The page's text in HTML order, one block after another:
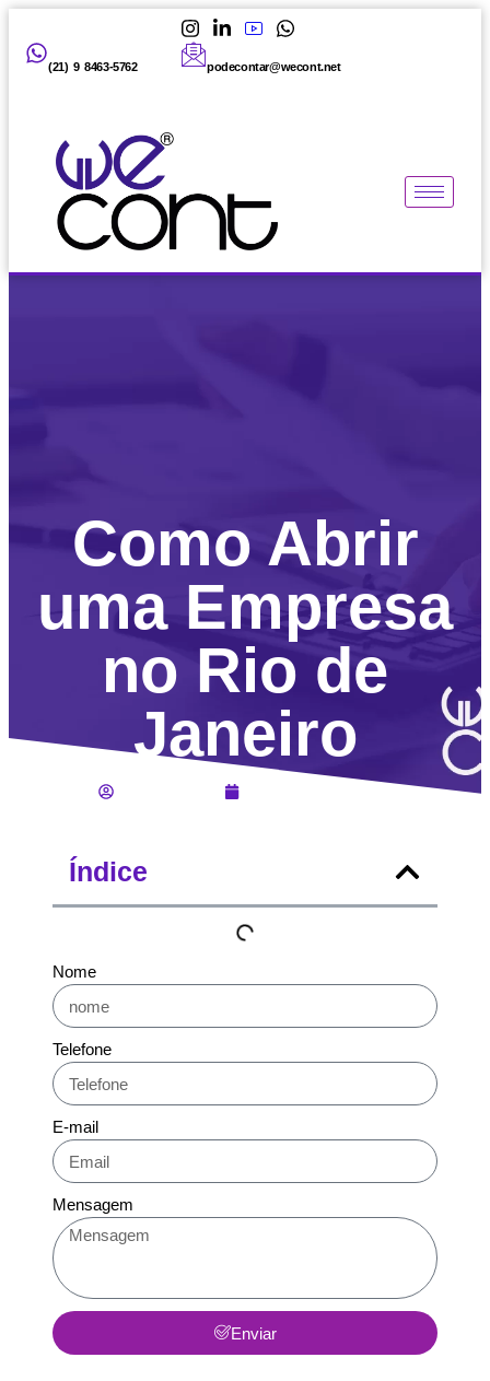
(21) 9 8463-5762 podecontar@wecont.net
Como Abrir
uma Empresa
no Rio de
Janeiro
Índice
Nome
Telefone
E-mail
Mensagem
Enviar